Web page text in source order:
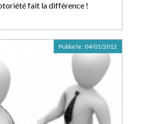
fait la différence !
Publié le : 04/01/2012